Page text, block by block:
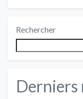
Rechercher
Derniers